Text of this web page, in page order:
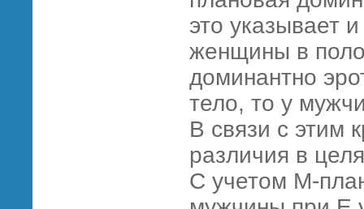
это указывает
женщины в
доминантно
тело, то у
В связи с этим
различия в
С учетом М-